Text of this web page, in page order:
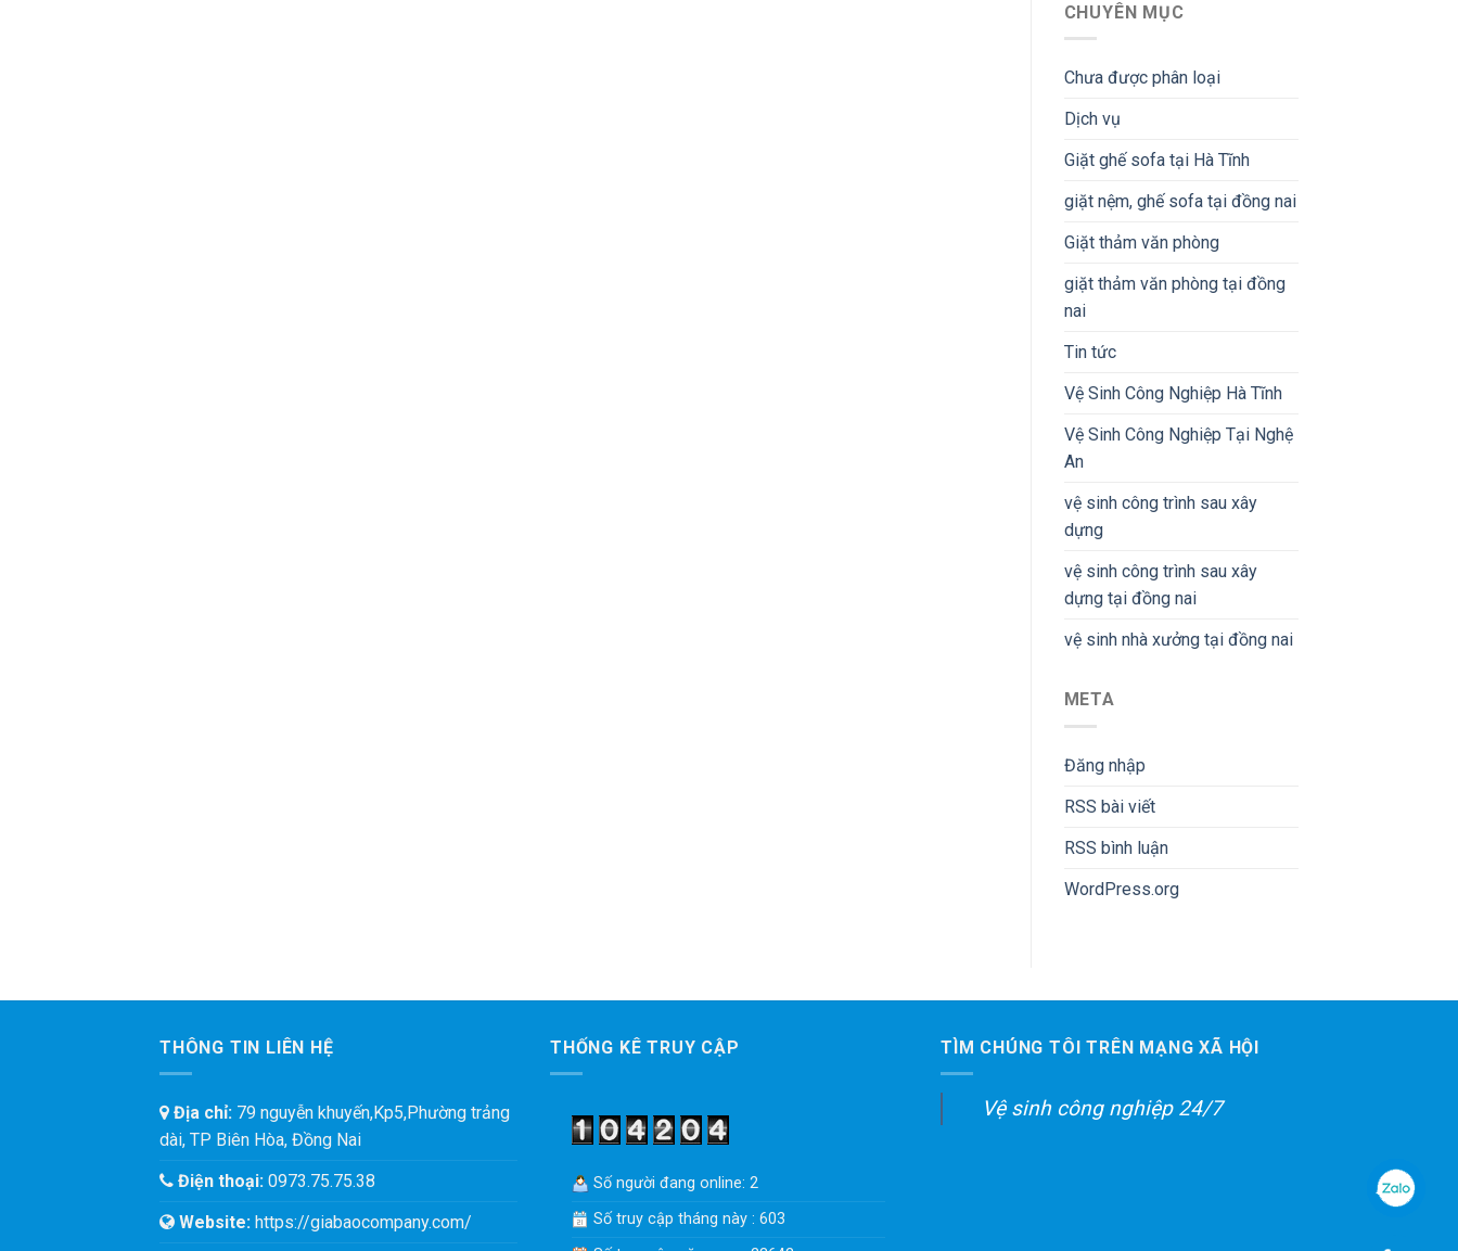
CHUYÊN MỤC
Chưa được phân loại
Dịch vụ
Giặt ghế sofa tại Hà Tĩnh
giặt nệm, ghế sofa tại đồng nai
Giặt thảm văn phòng
giặt thảm văn phòng tại đồng
nai
Tin tức
Vệ Sinh Công Nghiệp Hà Tĩnh
Vệ Sinh Công Nghiệp Tại Nghệ
An
vệ sinh công trình sau xây
dựng
vệ sinh công trình sau xây
dựng tại đồng nai
vệ sinh nhà xưởng tại đồng nai
META
Đăng nhập
RSS bài viết
RSS bình luận
WordPress.org
THÔNG TIN LIÊN HỆ
Địa chỉ: 79 nguyễn khuyến,Kp5,Phường trảng
dài, TP Biên Hòa, Đồng Nai
Điện thoại: 0973.75.75.38
Website: https://giabaocompany.com/
THỐNG KÊ TRUY CẬP
Số người đang online: 2
Số truy cập tháng này : 603
TÌM CHÚNG TÔI TRÊN MẠNG XÃ HỘI
Vệ sinh công nghiệp 24/7